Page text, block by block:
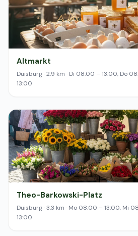
Altmarkt
Duisburg · 2.9 km · Di 08:00 – 13:00, Do
13:00
Theo-Barkowski-Platz
Duisburg · 3.3 km · Mo 08:00 – 13:00, Mi
13:00